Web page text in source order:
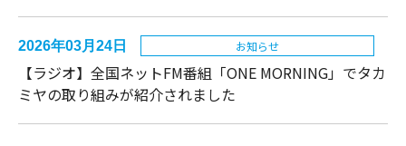
2026年03月24日 お知らせ
【ラジオ】全国ネットFM番組「ONE MORNING」でタカ
ミヤの取り組みが紹介されました